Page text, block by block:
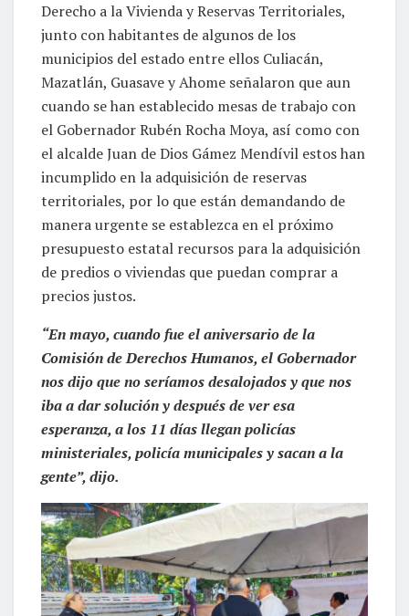
Derecho a la Vivienda y Reservas Territoriales,
junto con habitantes de algunos de los
municipios del estado entre ellos Culiacán,
Mazatlán, Guasave y Ahome señalaron que aun
cuando se han establecido mesas de trabajo con
el Gobernador Rubén Rocha Moya, así como con
el alcalde Juan de Dios Gámez Mendívil estos han
incumplido en la adquisición de reservas
territoriales, por lo que están demandando de
manera urgente se establezca en el próximo
presupuesto estatal recursos para la adquisición
de predios o viviendas que puedan comprar a
precios justos.
“En mayo, cuando fue el aniversario de la
Comisión de Derechos Humanos, el Gobernador
nos dijo que no seríamos desalojados y que nos
iba a dar solución y después de ver esa
esperanza, a los 11 días llegan policías
ministeriales, policía municipales y sacan a la
gente”, dijo.